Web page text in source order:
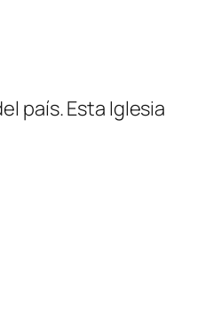
país. Esta Iglesia